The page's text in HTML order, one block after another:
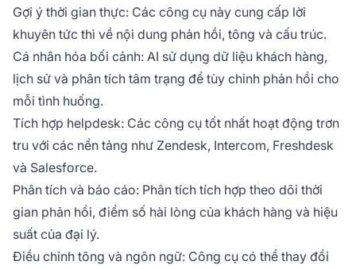
Gợi ý thời gian thực: Các công cụ này cung cấp lời
khuyên tức thì về nội dung phản hồi, tông và cấu trúc.
Cá nhân hóa bối cảnh: AI sử dụng dữ liệu khách hàng,
lịch sử và phân tích tâm trạng để tùy chỉnh phản hồi cho
mỗi tình huống.
Tích hợp helpdesk: Các công cụ tốt nhất hoạt động trơn
tru với các nền tảng như Zendesk, Intercom, Freshdesk
và Salesforce.
Phân tích và báo cáo: Phân tích tích hợp theo dõi thời
gian phản hồi, điểm số hài lòng của khách hàng và hiệu
suất của đại lý.
Điều chỉnh tông và ngôn ngữ: Công cụ có thể thay đổi